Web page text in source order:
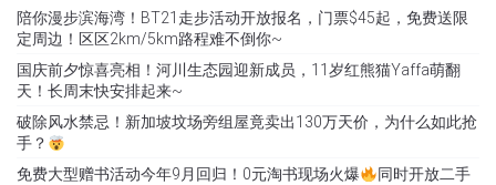
陪你漫步滨海湾！BT21走步活动开放报名，门票$45起，免费送限
定周边！区区2km/5km路程难不倒你~
国庆前夕惊喜亮相！河川生态园迎新成员，11岁红熊猫Yaffa萌翻
天！长周末快安排起来~
破除风水禁忌！新加坡坟场旁组屋竟卖出130万天价，为什么如此抢
手？
免费大型赠书活动今年9月回归！0元淘书现场火爆
同时开放二手